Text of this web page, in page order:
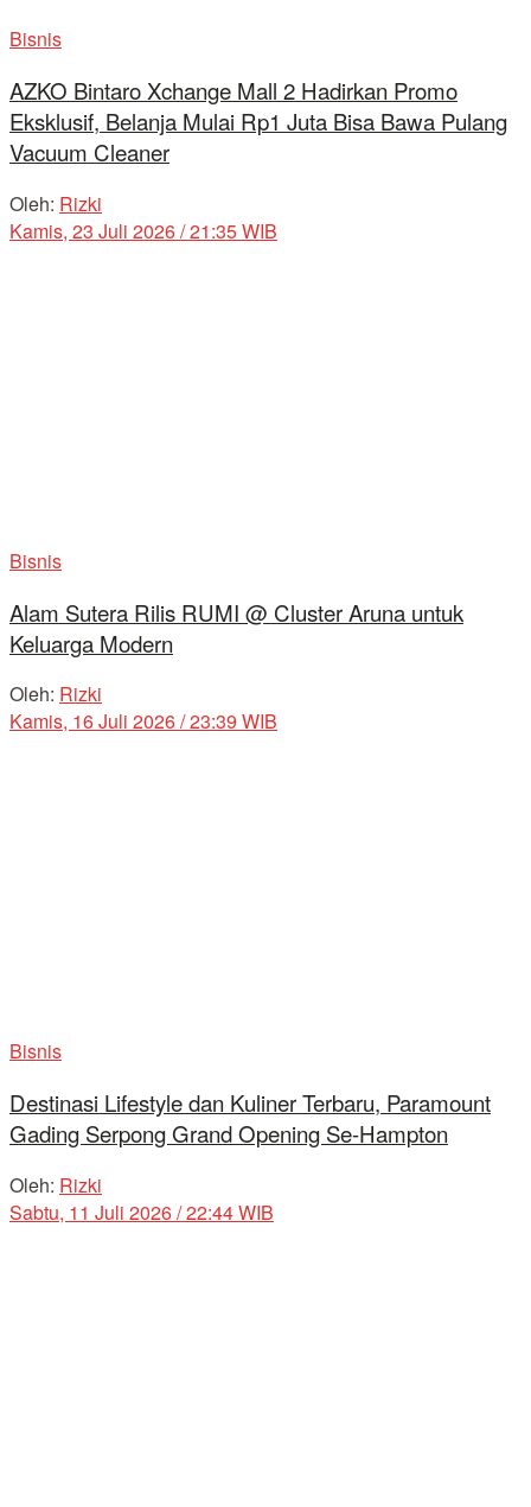
Bisnis
AZKO Bintaro Xchange Mall 2 Hadirkan Promo
Eksklusif, Belanja Mulai Rp1 Juta Bisa Bawa Pulang
Vacuum Cleaner
Oleh: Rizki
Kamis, 23 Juli 2026 / 21:35 WIB
Bisnis
Alam Sutera Rilis RUMI @ Cluster Aruna untuk
Keluarga Modern
Oleh: Rizki
Kamis, 16 Juli 2026 / 23:39 WIB
Bisnis
Destinasi Lifestyle dan Kuliner Terbaru, Paramount
Gading Serpong Grand Opening Se-Hampton
Oleh: Rizki
Sabtu, 11 Juli 2026 / 22:44 WIB